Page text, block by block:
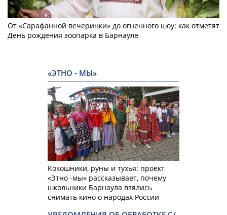
От «Сарафанной вечеринки» до огненного шоу: как отметят
День рождения зоопарка в Барнауле
«ЭТНО - МЫ»
Кокошники, руны и тухья: проект
«Этно -мы» рассказывает, почему
школьники Барнаула взялись
снимать кино о народах России